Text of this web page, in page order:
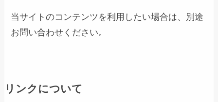
当サイトのコンテンツを利用したい場合は、別途
お問い合わせください。
リンクについて